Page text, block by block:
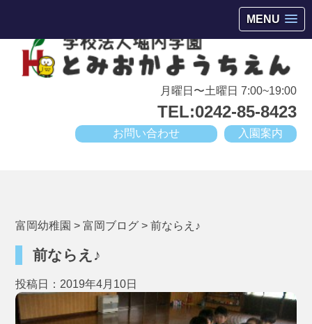
MENU
月曜日〜土曜日 7:00~19:00
TEL:0242-85-8423
入園案内
お問い合わせ
富岡幼稚園 >富岡ブログ >前ならえ♪
前ならえ♪
投稿日：2019年4月10日